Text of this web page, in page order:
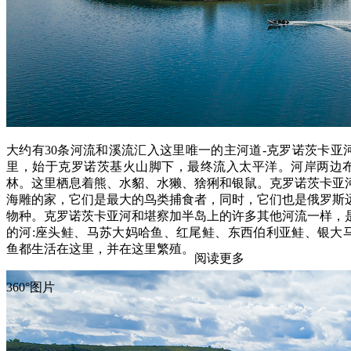
大约有30条河流和溪流汇入这里唯一的主河道-克罗诺茨卡亚
里，始于克罗诺茨基火山脚下，最终流入太平洋。河岸两边
林。这里栖息着熊、水貂、水獭、猞猁和银鼠。克罗诺茨卡亚
海雕的家，它们是最大的鸟类捕食者，同时，它们也是俄罗斯
物种。克罗诺茨卡亚河和堪察加半岛上的许多其他河流一样，
的河:座头鲑、马苏大妈哈鱼、红尾鲑、东西伯利亚鲑、银大
鱼都生活在这里，并在这里繁殖。
阅读更多
360°图片